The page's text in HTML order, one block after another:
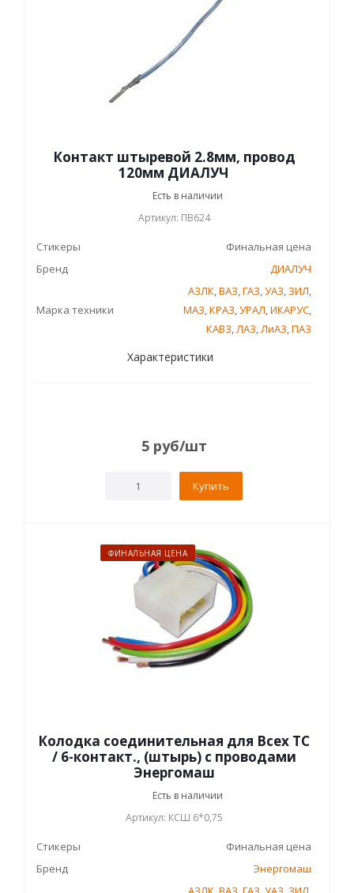
Контакт штыревой 2.8мм, провод
120мм ДИАЛУЧ
Есть в наличии
Артикул: ПВ624
Стикеры
Финальная цена
Бренд
ДИАЛУЧ
Марка техники
АЗЛК,ВАЗ,ГАЗ,УАЗ, ЗИЛ,
МАЗ,КРАЗ,УРАЛ,ИКАРУС,
КАВЗ,ЛАЗ,ЛиАЗ,ПАЗ
Характеристики
5 руб/шт
Купить
ФИНАЛЬНАЯ ЦЕНА
Колодка соединительная для Всех ТС
/ 6-контакт., (штырь) с проводами
Энергомаш
Есть в наличии
Артикул: КСШ 6*0,75
Стикеры
Финальная цена
Бренд
Энергомаш